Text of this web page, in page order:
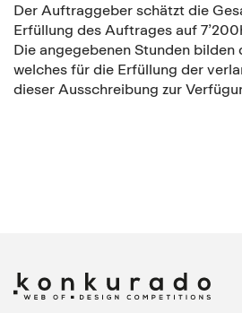
Der Auftraggeber schätzt die
Erfüllung des Auftrages auf
Die angegebenen Stunden bilden
welches für die Erfüllung der
dieser Ausschreibung zur